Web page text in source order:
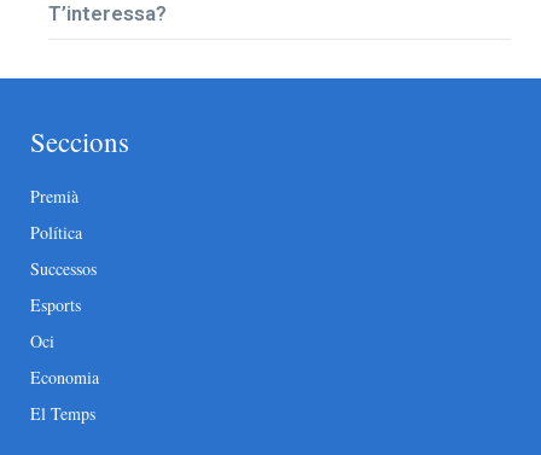
T’interessa?
Seccions
Premià
Política
Successos
Esports
Oci
Economia
El Temps